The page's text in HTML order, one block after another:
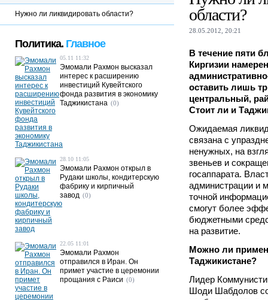
области?
28.05.2012, 20:21
В течение пяти
Киргизии
оставить лишь
центральный,
Стоит ли и
Ожидаемая
связана с
ненужных, на
звеньев и
госаппарата.
администрации и
точной
смогут более
бюджетными
на развитие.
Можно ли
Таджикистане?
Лидер
Шоди Шабдолов
Нужно ли ликвидировать области?
Политика. Главное
05.11 11:32
Эмомали Рахмон высказал
интерес к расширению
инвестиций Кувейтского
фонда развития в экономику
Таджикистана (0)
28.10 11:05
Эмомали Рахмон открыл в
Рудаки школы, кондитерскую
фабрику и кирпичный
завод (0)
22.05 11:01
Эмомали Рахмон
отправился в Иран. Он
примет участие в церемонии
прощания с Раиси (0)